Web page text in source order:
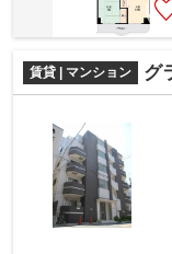
賃貸 | マンション グ